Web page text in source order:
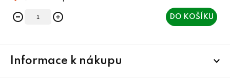
DO KOŠÍKU
Informace k nákupu